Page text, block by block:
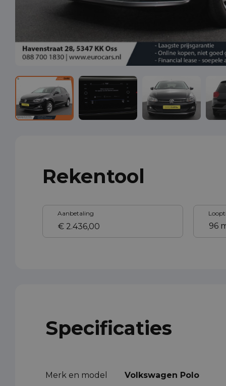
Rekentool
Aanbetaling
Specificaties
Merk en model Volkswagen Polo